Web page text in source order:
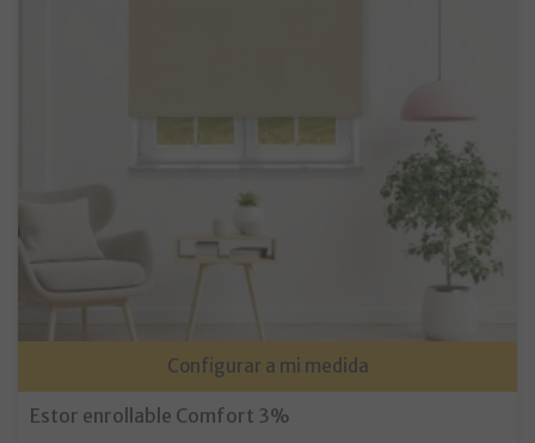
Configurar a mi medida
Estor enrollable Comfort 3%